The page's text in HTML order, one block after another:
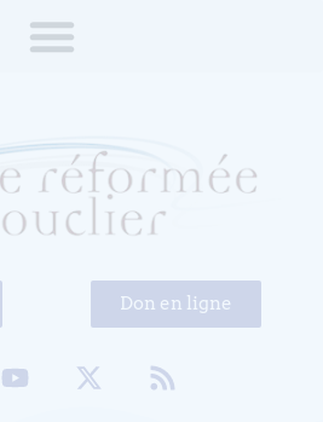
Don en ligne